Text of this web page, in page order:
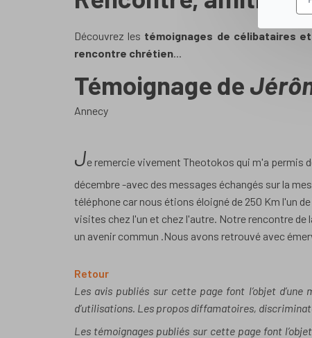
Découvrez les témoignages de célibataires
rencontre chrétien
Témoignage de
annecy
Je remercie vivement Theotokos qui m'a permis
décembre -avec des messages échangés sur la
téléphone car nous étions éloigné de 250 Km l'un
visites chez l'un et chez l'autre. Notre rencontre de
un avenir commun .Nous avons retrouvé avec
Retour
Les avis publiés sur cette page font l’objet
d’utilisations. Les propos diffamatoires,
Les témoignages publiés sur cette page font